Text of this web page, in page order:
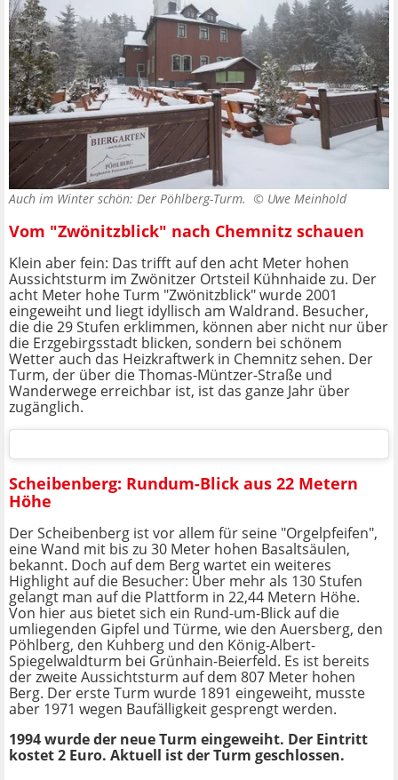
Auch im Winter schön: Der Pöhlberg-Turm. © Uwe Meinhold
Vom "Zwönitzblick" nach Chemnitz schauen
Klein aber fein: Das trifft auf den acht Meter hohen
Aussichtsturm im Zwönitzer Ortsteil Kühnhaide zu. Der
acht Meter hohe Turm "Zwönitzblick" wurde 2001
eingeweiht und liegt idyllisch am Waldrand. Besucher,
die die 29 Stufen erklimmen, können aber nicht nur über
die Erzgebirgsstadt blicken, sondern bei schönem
Wetter auch das Heizkraftwerk in Chemnitz sehen. Der
Turm, der über die Thomas-Müntzer-Straße und
Wanderwege erreichbar ist, ist das ganze Jahr über
zugänglich.
Scheibenberg: Rundum-Blick aus 22 Metern
Höhe
Der Scheibenberg ist vor allem für seine "Orgelpfeifen",
eine Wand mit bis zu 30 Meter hohen Basaltsäulen,
bekannt. Doch auf dem Berg wartet ein weiteres
Highlight auf die Besucher: Über mehr als 130 Stufen
gelangt man auf die Plattform in 22,44 Metern Höhe.
Von hier aus bietet sich ein Rund-um-Blick auf die
umliegenden Gipfel und Türme, wie den Auersberg, den
Pöhlberg, den Kuhberg und den König-Albert-
Spiegelwaldturm bei Grünhain-Beierfeld. Es ist bereits
der zweite Aussichtsturm auf dem 807 Meter hohen
Berg. Der erste Turm wurde 1891 eingeweiht, musste
aber 1971 wegen Baufälligkeit gesprengt werden.
1994 wurde der neue Turm eingeweiht. Der Eintritt
kostet 2 Euro. Aktuell ist der Turm geschlossen.